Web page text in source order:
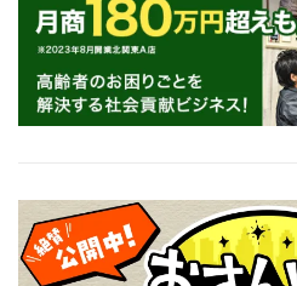
小売業
介護・福祉業
美容・健康業
インターン独立・社員募集
1001万円以上
関東
東海
中国
塾
飲食
夫婦で開業
お役立ち情報コラム